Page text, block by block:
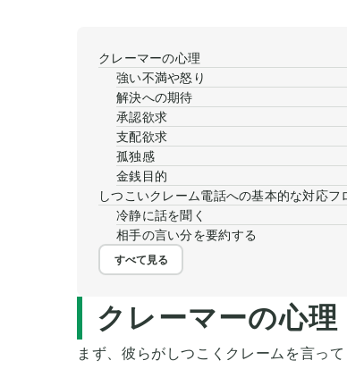
クレーマーの心理
強い不満や怒り
解決への期待
承認欲求
支配欲求
孤独感
金銭目的
しつこいクレーム電話への基本的な対応フ
冷静に話を聞く
相手の言い分を要約する
すべて見る
クレーマーの心理
まず、彼らがしつこくクレームを言っ